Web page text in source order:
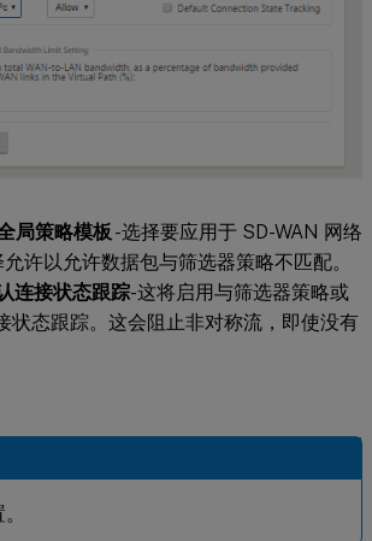
局策略模板 -选择要应用于 SD-WAN 网络
许以允许数据包与筛选器策略不匹配。
连接状态跟踪-这将启用与筛选器策略或
态跟踪。这会阻止非对称流，即使没有